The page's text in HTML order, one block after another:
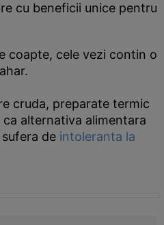
cu beneficii unice pentru
coapte, cele vezi contin o
cruda, preparate termic
alternativa alimentara
de intoleranta la